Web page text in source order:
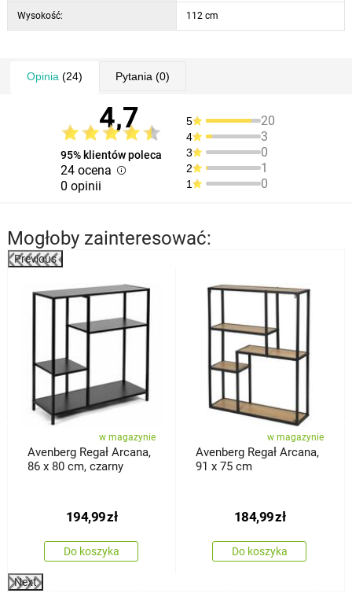
Wysokość: 112 cm
Opinia (24) Pytania (0)
4,7
95% klientów poleca
24 ocena
0 opinii
5 20
4 3
3 0
2 1
1 0
Mogłoby zainteresować:
Previous
w magazynie
Avenberg Regał Arcana,
86 x 80 cm, czarny
194,99zł
Do koszyka
w magazynie
Avenberg Regał Arcana,
91 x 75 cm
184,99zł
Do koszyka
Next